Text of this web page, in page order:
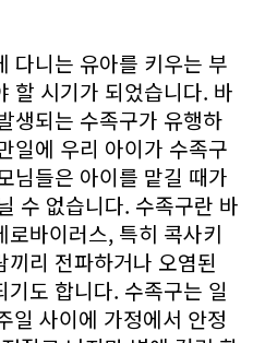
다니는 유아를 키우는 부
할 시기가 되었습니다. 바
생되는 수족구가 유행하
일에 우리 아이가 수족구
님들은 아이를 맡길 때가
수 없습니다. 수족구란 바
바이러스, 특히 콕사키
리 전파하거나 오염된
도 합니다. 수족구는 일
일 사이에 가정에서 안정